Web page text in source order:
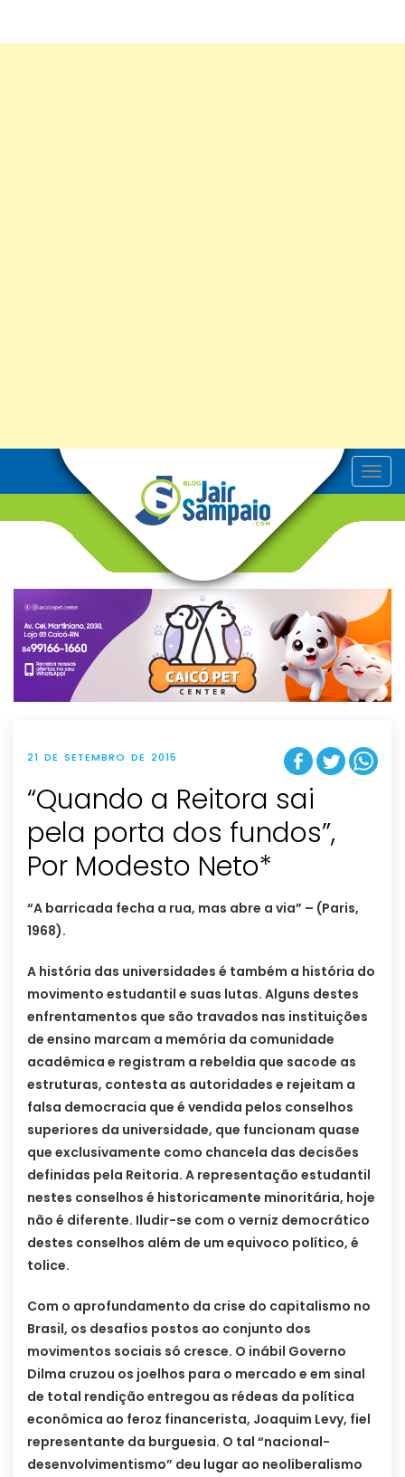
T
o
v
g
t
i
o
n
21 DE SETEMBRO DE 2015
“Quando a Reitora sai
pela porta dos fundos”,
Por Modesto Neto*
“A barricada fecha a rua, mas abre a via” – (Paris,
1968).
A história das universidades é também a história do
movimento estudantil e suas lutas. Alguns destes
enfrentamentos que são travados nas instituições
de ensino marcam a memória da comunidade
acadêmica e registram a rebeldia que sacode as
estruturas, contesta as autoridades e rejeitam a
falsa democracia que é vendida pelos conselhos
superiores da universidade, que funcionam quase
que exclusivamente como chancela das decisões
definidas pela Reitoria. A representação estudantil
nestes conselhos é historicamente minoritária, hoje
não é diferente. Iludir-se com o verniz democrático
destes conselhos além de um equivoco político, é
tolice.
Com o aprofundamento da crise do capitalismo no
Brasil, os desafios postos ao conjunto dos
movimentos sociais só cresce. O inábil Governo
Dilma cruzou os joelhos para o mercado e em sinal
de total rendição entregou as rédeas da política
econômica ao feroz financerista, Joaquim Levy, fiel
representante da burguesia. O tal “nacional-
desenvolvimentismo” deu lugar ao neoliberalismo